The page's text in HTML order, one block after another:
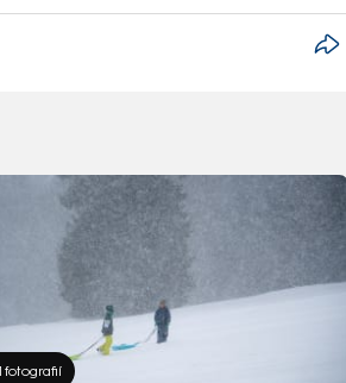
fotografií